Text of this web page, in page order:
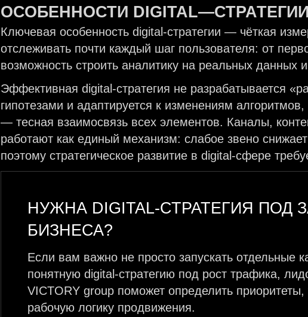
ОСОБЕННОСТИ DIGITAL—СТРАТЕГИИ
Ключевая особенность digital-стратегии — чёткая
отслеживать почти каждый шаг пользователя: от
возможность строить аналитику на реальных
Эффективная digital-стратегия не разрабатывается
гипотезами и адаптируется к изменениям
— тесная взаимосвязь всех элементов. Каналы,
работают как единый механизм: слабое звено
поэтому стратегическое развитие в digital-сфере
НУЖНА DIGITAL-СТРАТЕГИЯ ПОД
БИЗНЕСА?
Если вам важно не просто запускать отдельные
понятную digital-стратегию под рост трафика,
VICTORY group поможет определить приоритеты,
рабочую логику продвижения.